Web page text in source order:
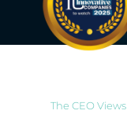
The CEO Views